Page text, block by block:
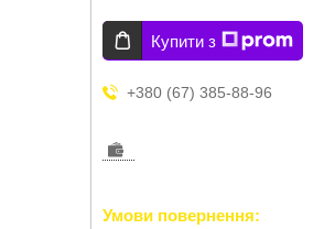
Купити з
+380 (67) 385-88-96